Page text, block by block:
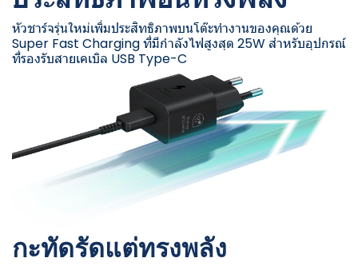
หัวชาร์จรุ่นใหม่เพิ่มประสิทธิภาพบนโต๊ะทำงานของคุณด้วย
Super Fast Charging ที่มีกำลังไฟสูงสุด 25W สำหรับอุปกรณ์
ที่รองรับสายเคเบิล USB Type-C
กะทัดรัดแต่ทรงพลัง